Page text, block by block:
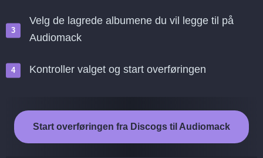
Velg de lagrede albumene du vil legge til på
Audiomack
Kontroller valget og start overføringen
Start overføringen fra Discogs til Audiomack